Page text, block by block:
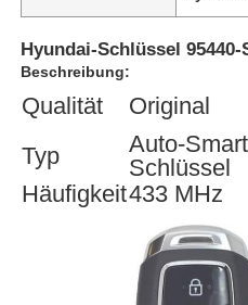
Hyundai-Schlüssel 95440-
Beschreibung:
Qualität Original
Typ
Auto-
Schlüssel
Häufigkeit433 MHz